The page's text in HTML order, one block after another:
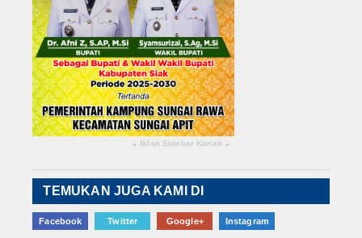
▴ Iklan Sidebar Kanan ▴
TEMUKAN JUGA KAMI DI
Facebook Twitter Google+ Instagram